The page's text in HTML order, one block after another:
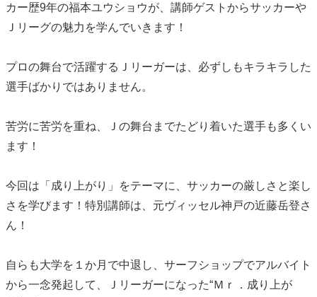
カー歴9年の福本ユウショウが、講師ゲストからサッカーや
Ｊリーグの魅力を学んでいきます！
プロの舞台で活躍するＪリーガーは、必ずしもキラキラした
選手ばかりではありません。
苦労に苦労を重ね、Ｊの舞台までたどり着いた選手も多くい
ます！
今回は「成り上がり」をテーマに、サッカーの厳しさと楽し
さを学びます！特別講師は、元ヴィッセル神戸の近藤岳登さ
ん！
自らも大学を１か月で中退し、サーフショップでアルバイト
から一念発起して、Ｊリーガーになった“Ｍｒ．成り上が